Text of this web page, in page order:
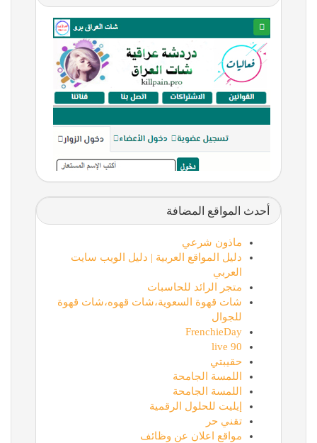
أحدث المواقع المضافة
ماذون شرعي
دليل المواقع العربية | دليل الويب سايت
العربي
متجر الرائد للحاسبات
شات قهوة السعوية،شات قهوه،شات قهوة
للجوال
FrenchieDay
90 live
حقيبتي
اللمسة الجامحة
اللمسة الجامحة
إيليت للحلول الرقمية
تقني حر
مواقع اعلان عن وظائف